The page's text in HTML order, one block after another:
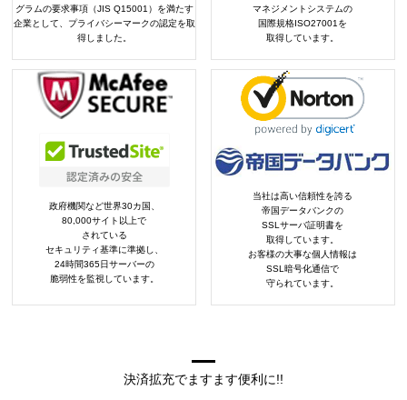
グラムの要求事項（JIS Q15001）を満たす
企業として、プライバシーマークの認定を取
得しました。
マネジメントシステムの
国際規格ISO27001を
取得しています。
政府機関など世界30カ国、
80,000サイト以上で
されている
セキュリティ基準に準拠し、
24時間365日サーバーの
脆弱性を監視しています。
当社は高い信頼性を誇る
帝国データバンクの
SSLサーバ証明書を
取得しています。
お客様の大事な個人情報は
SSL暗号化通信で
守られています。
決済拡充でますます便利に!!